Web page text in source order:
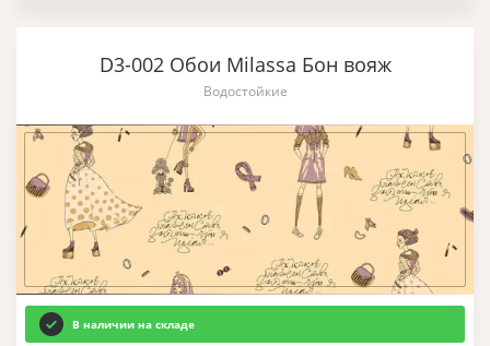
D3-002 Обои Milassa Бон вояж
Водостойкие
В наличии на складе